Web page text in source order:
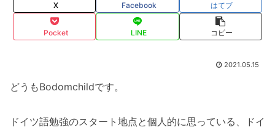
X Facebook はてブ
Pocket LINE コピー
2021.05.15
どうもBodomchildです。
ドイツ語勉強のスタート地点と個人的に思っている、ドイ